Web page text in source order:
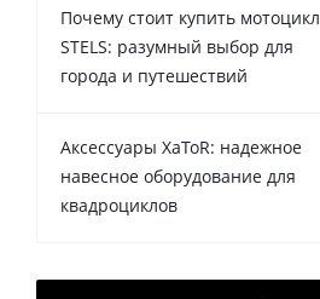
Почему стоит купить мотоцикл
STELS: разумный выбор для
города и путешествий
Аксессуары XaToR: надежное
навесное оборудование для
квадроциклов